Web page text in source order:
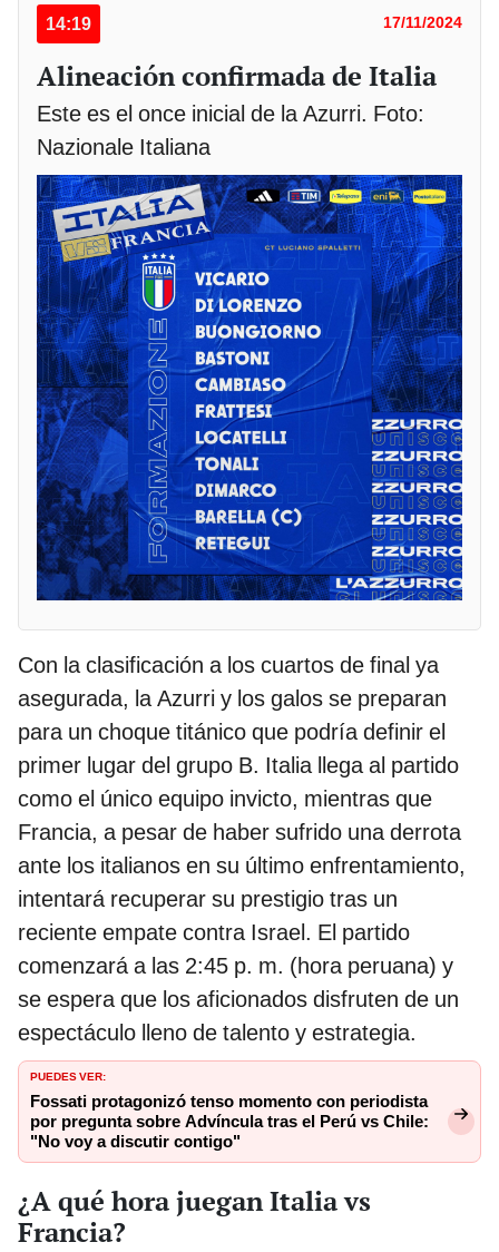
14:19 17/11/2024
Alineación confirmada de Italia
Este es el once inicial de la Azurri. Foto:
Nazionale Italiana
Con la clasificación a los cuartos de final ya
asegurada, la Azurri y los galos se preparan
para un choque titánico que podría definir el
primer lugar del grupo B. Italia llega al partido
como el único equipo invicto, mientras que
Francia, a pesar de haber sufrido una derrota
ante los italianos en su último enfrentamiento,
intentará recuperar su prestigio tras un
reciente empate contra Israel. El partido
comenzará a las 2:45 p. m. (hora peruana) y
se espera que los aficionados disfruten de un
espectáculo lleno de talento y estrategia.
PUEDES VER:
Fossati protagonizó tenso momento con periodista
por pregunta sobre Advíncula tras el Perú vs Chile:
"No voy a discutir contigo"
¿A qué hora juegan Italia vs
Francia?